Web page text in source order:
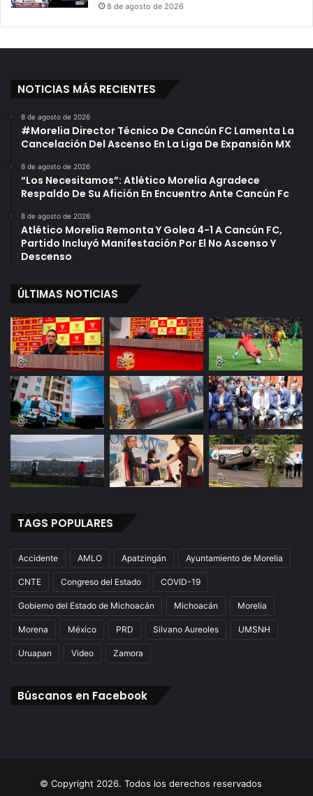
8 de agosto de 2026
NOTICIAS MÁS RECIENTES
8 de agosto de 2026
#Morelia Director Técnico De Cancún FC Lamenta La
Cancelación Del Ascenso En La Liga De Expansión MX
8 de agosto de 2026
“Los Necesitamos”: Atlético Morelia Agradece
Respaldo De Su Afición En Encuentro Ante Cancún Fc
8 de agosto de 2026
Atlético Morelia Remonta Y Golea 4-1 A Cancún FC,
Partido Incluyó Manifestación Por El No Ascenso Y
Descenso
ÚLTIMAS NOTICIAS
TAGS POPULARES
Accidente AMLO Apatzingán Ayuntamiento de Morelia
CNTE Congreso del Estado COVID-19
Gobierno del Estado de Michoacán Michoacán Morelia
Morena México PRD Silvano Aureoles UMSNH
Uruapan Video Zamora
Búscanos en Facebook
© Copyright 2026. Todos los derechos reservados